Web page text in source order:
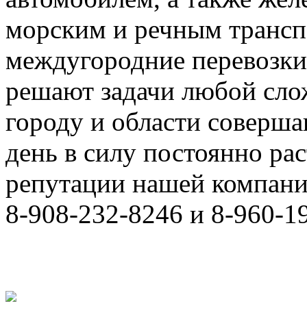
морским и речным
междугородние
решают задачи любой
городу и области
день в силу постоянно
репутации нашей
8-908-232-8246 и 8-960-